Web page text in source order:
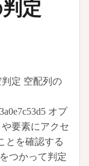
定
定 空配列の
オプ
要素にアクセ
とを確認する
つかって判定